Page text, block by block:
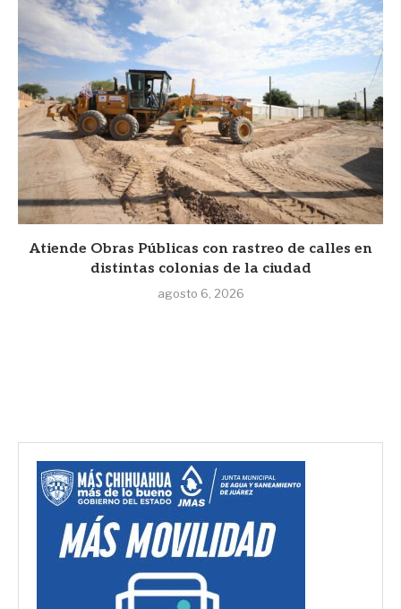
Atiende Obras Públicas con rastreo de calles en
distintas colonias de la ciudad
agosto 6, 2026